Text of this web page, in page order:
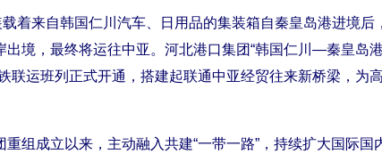
来自韩国仁川汽车、日用品的集装箱自秦皇岛港进境后
出境，最终将运往中亚。河北港口集团“韩国仁川—秦皇岛
联运班列正式开通，搭建起联通中亚经贸往来新桥梁，为
成立以来，主动融入共建“一带一路”，持续扩大国际国